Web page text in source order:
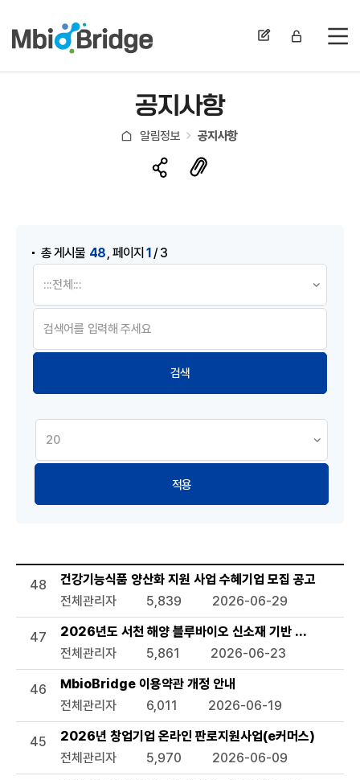
전
공지사항
알림정보 공지사항
총 게시물 48 ,페이지1/ 3
적용
공지사항 목록으로 번호, 제목, 작성자, 조회수,등록일, 첨부파
48
건강기능식품 양산화 지원 사업 수혜기업 모집 공고
전체관리자
5,839 2026-06-29
47
2026년도 서천 해양 블루바이오 신소재 기반 관련 기술지
전체관리자
5,861 2026-06-23
46
MbioBridge 이용약관 개정 안내
전체관리자
6,011 2026-06-19
45
2026년 창업기업 온라인 판로지원사업(e커머스)
전체관리자
5,970 2026-06-09